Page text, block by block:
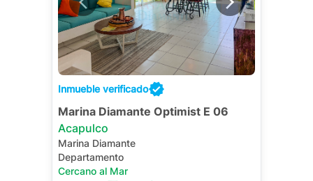
Inmueble verificado
Marina Diamante Optimist E 06
Acapulco
Marina Diamante
Departamento
Cercano al Mar